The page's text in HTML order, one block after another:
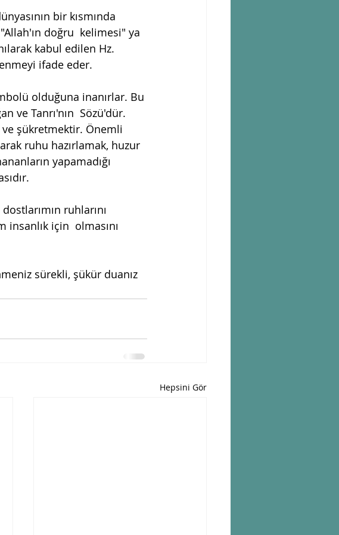
bir kısmında
doğru  kelimesi" ya
kabul edilen Hz.
ifade eder.
olduğuna inanırlar. Bu
ve Tanrı'nın  Sözü'dür.
ve şükretmektir. Önemli
ruhu hazırlamak, huzur
yapamadığı
ruhlarını
insanlık için  olmasını
sürekli, şükür duanız
Hepsini Gör